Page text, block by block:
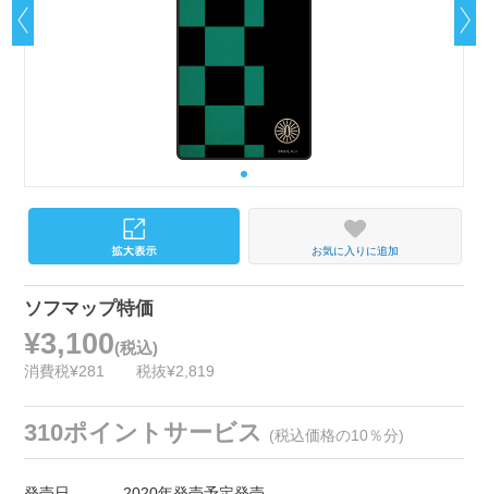
お気に入りに追加
ソフマップ特価
¥3,100(税込)
消費税¥281 税抜¥2,819
310ポイントサービス (税込価格の10％分)